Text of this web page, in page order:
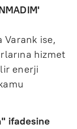
Varank ise,
hizmet
enerji
ifadesine